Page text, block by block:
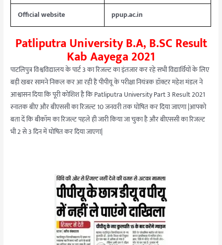
Official website ppup.ac.in
Patliputra University B.A, B.SC Result
Kab Aayega 2021
पाटलिपुत्र विश्वविद्यालय के पार्ट 3 का रिजल्ट का इंतजार कर रहे सभी विद्यार्थियों के लिए
बड़ी खबर सामने निकल कर आ रही हैं पीपीयू के परीक्षा नियंत्रक डॉक्टर महेश मंडल ने
आश्वासन दिया कि पूरी कोशिश है कि Patliputra University Part 3 Result 2021
स्नातक बीए और बीएससी का रिजल्ट 10 जनवरी तक घोषित कर दिया जाएगा |आपको
बता दें कि बीकॉम का रिजल्ट पहले ही जारी किया जा चुका है और बीएससी का रिजल्ट
भी 2 से 3 दिन में घोषित कर दिया जाएगा|